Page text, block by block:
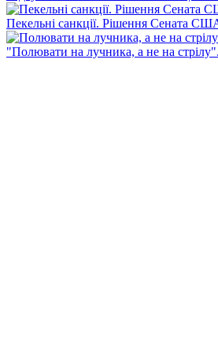
Пекельні санкції. Рішення Сената
"Полювати на лучника, а не на